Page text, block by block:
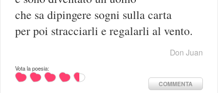
che sa dipingere sogni sulla carta
per poi stracciarli e regalarli al vento.
Don Juan
Vota la poesia:
COMMENTA